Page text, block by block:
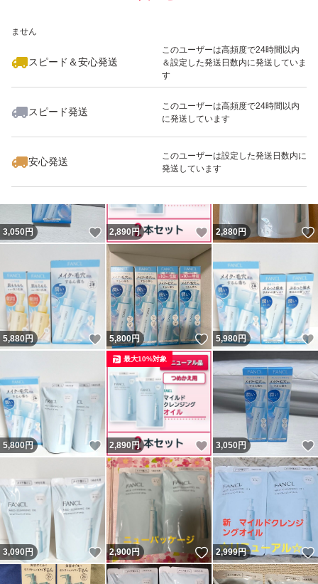
ません
スピード＆安心発送
このユーザーは高頻度で24時間以内
＆設定した発送日数内に発送していま
す
スピード発送
このユーザーは高頻度で24時間以内
に発送しています
安心発送
このユーザーは設定した発送日数内に
発送しています
いいね！
3,050
3,050円 いいね！
2,890 円 いいね！
2,880円
5,880円 いいね！
5,800円 いいね！
5,980円
5,800円 いいね！
2,890 円 いいね！
最大10%対象
3,050円
3,090円 いいね！
2,900円 いいね！
2,999円